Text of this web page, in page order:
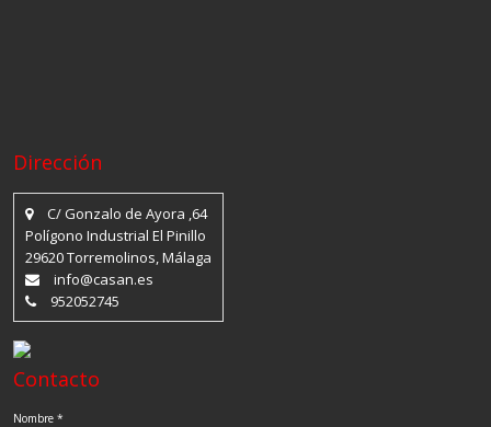
Dirección
C/ Gonzalo de Ayora ,64
Polígono Industrial El Pinillo
29620 Torremolinos, Málaga
info@casan.es
952052745
Contacto
Nombre *